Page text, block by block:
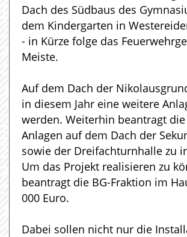
Dach des Südbaus des
dem Kindergarten in
- in Kürze folge das
Meiste.
Auf dem Dach der
in diesem Jahr eine weitere
werden. Weiterhin beantragt die
Anlagen auf dem Dach der
sowie der Dreifachturnhalle zu
Um das Projekt realisieren zu
beantragt die BG-Fraktion im
000 Euro.
Dabei sollen nicht nur die